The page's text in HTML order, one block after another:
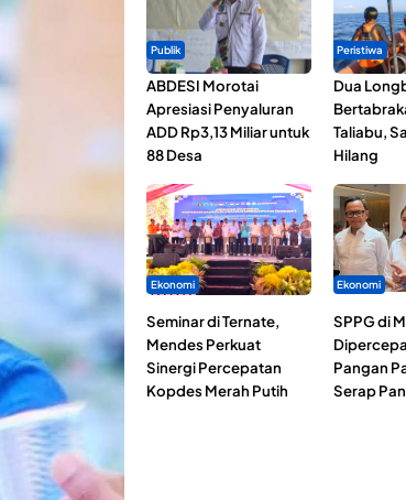
Publik
ABDESI Morotai
Apresiasi Penyaluran
ADD Rp3,13 Miliar untuk
88 Desa
Peristiwa
Dua
Taliabu,
Hilang
Ekonomi
Seminar di Ternate,
Mendes Perkuat
Sinergi Percepatan
Kopdes Merah Putih
Ekonomi
SPPG di
Pangan
Serap